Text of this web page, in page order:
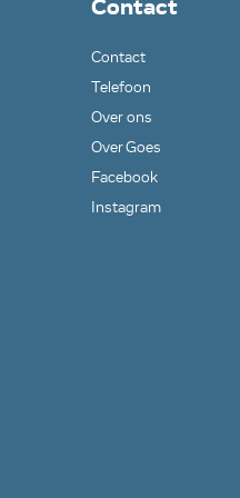
(921370396),
(921370814),
RC10490
RC10470
(921370824),
RC10490
(921370848),
RC104T70
Contact
Contact
Telefoon
Over ons
Over Goes
Facebook
Instagram